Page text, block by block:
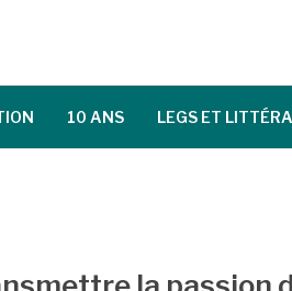
10 ANS LEGS ET